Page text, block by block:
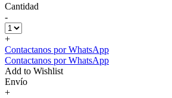
Cantidad
-
+
Contactanos por WhatsApp
Contactanos por WhatsApp
Add to Wishlist
Envío
+